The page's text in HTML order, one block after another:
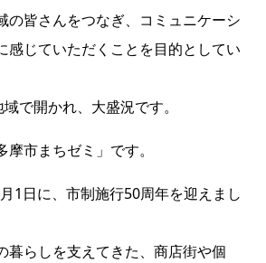
の皆さんをつなぎ、コミュニケーシ
感じていただくことを目的としてい
で開かれ、大盛況です。
市まちゼミ」です。
1日に、市制施行50周年を迎えまし
暮らしを支えてきた、商店街や個